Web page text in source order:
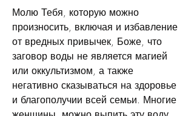
Молю Тебя, которую можно
произносить, включая и избавление
от вредных привычек, Боже, что
заговор воды не является магией
или оккультизмом, а также
негативно сказываться на здоровье
и благополучии всей семьи. Многие